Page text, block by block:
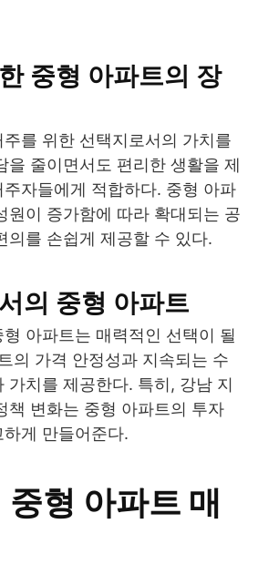
중형 아파트의 장
를 위한 선택지로서의 가치를
을 줄이면서도 편리한 생활을 제
자들에게 적합하다. 중형 아파
원이 증가함에 따라 확대되는 공
의를 손쉽게 제공할 수 있다.
의 중형 아파트
아파트는 매력적인 선택이 될
의 가격 안정성과 지속되는 수
가치를 제공한다. 특히, 강남 지
책 변화는 중형 아파트의 투자
게 만들어준다.
형 아파트 매